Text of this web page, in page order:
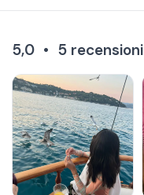
5,0 • 5 recensioni